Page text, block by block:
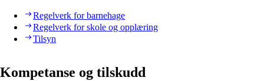
Regelverk for barnehage
Regelverk for skole og opplæring
Tilsyn
Kompetanse og tilskudd